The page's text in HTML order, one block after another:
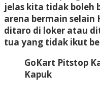
jelas kita tidak boleh
arena bermain selain
ditaro di loker atau
tua yang tidak ikut
GoKart Pitstop
Kapuk